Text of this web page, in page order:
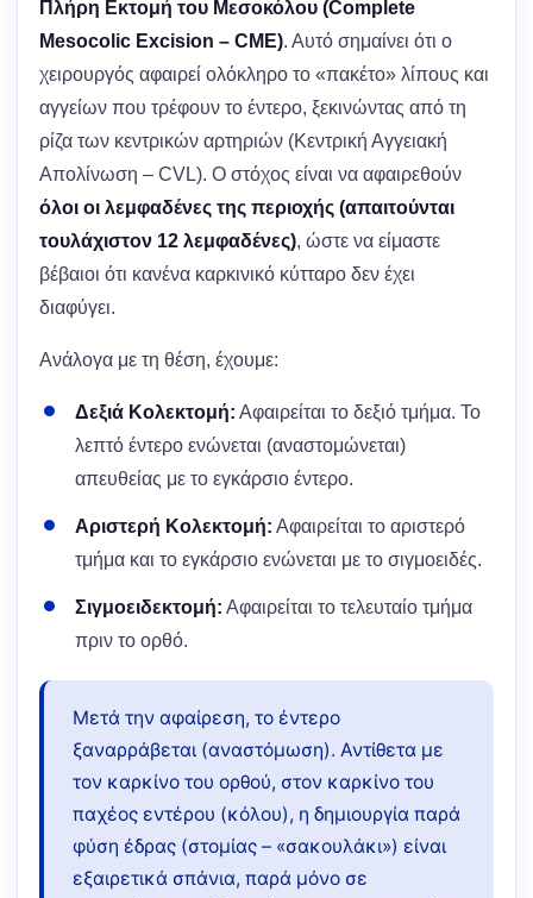
Πλήρη Εκτομή του Μεσοκόλου (Complete
Mesocolic Excision – CME). Αυτό σημαίνει ότι ο
χειρουργός αφαιρεί ολόκληρο το «πακέτο» λίπους και
αγγείων που τρέφουν το έντερο, ξεκινώντας από τη
ρίζα των κεντρικών αρτηριών (Κεντρική Αγγειακή
Απολίνωση – CVL). Ο στόχος είναι να αφαιρεθούν
όλοι οι λεμφαδένες της περιοχής (απαιτούνται
τουλάχιστον 12 λεμφαδένες), ώστε να είμαστε
βέβαιοι ότι κανένα καρκινικό κύτταρο δεν έχει
διαφύγει.
Ανάλογα με τη θέση, έχουμε:
Δεξιά Κολεκτομή: Αφαιρείται το δεξιό τμήμα. Το
λεπτό έντερο ενώνεται (αναστομώνεται)
απευθείας με το εγκάρσιο έντερο.
Αριστερή Κολεκτομή: Αφαιρείται το αριστερό
τμήμα και το εγκάρσιο ενώνεται με το σιγμοειδές.
Σιγμοειδεκτομή: Αφαιρείται το τελευταίο τμήμα
πριν το ορθό.
Μετά την αφαίρεση, το έντερο
ξαναρράβεται (αναστόμωση). Αντίθετα με
τον καρκίνο του ορθού, στον καρκίνο του
παχέος εντέρου (κόλου), η δημιουργία παρά
φύση έδρας (στομίας – «σακουλάκι») είναι
εξαιρετικά σπάνια, παρά μόνο σε